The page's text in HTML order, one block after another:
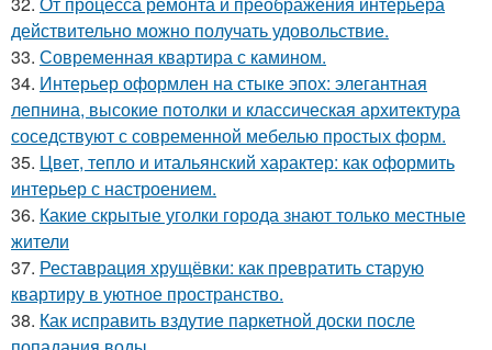
действительно можно получать удовольствие.
33. Современная квартира с камином.
34. Интерьер оформлен на стыке эпох: элегантная
лепнина, высокие потолки и классическая архитектура
соседствуют с современной мебелью простых форм.
35. Цвет, тепло и итальянский характер: как оформить
интерьер с настроением.
36. Какие скрытые уголки города знают только местные
жители
37. Реставрация хрущёвки: как превратить старую
квартиру в уютное пространство.
38. Как исправить вздутие паркетной доски после